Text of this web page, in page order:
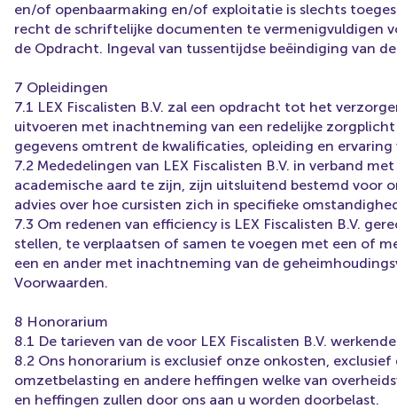
en/of openbaarmaking en/of exploitatie is slechts
recht de schriftelijke documenten te vermenigvuldigen
de Opdracht. Ingeval van tussentijdse beëindiging van
7 Opleidingen
7.1 LEX Fiscalisten B.V. zal een opdracht tot het
uitvoeren met inachtneming van een redelijke
gegevens omtrent de kwalificaties, opleiding en ervaring
7.2 Mededelingen van LEX Fiscalisten B.V. in verband
academische aard te zijn, zijn uitsluitend bestemd voor
advies over hoe cursisten zich in specifieke
7.3 Om redenen van efficiency is LEX Fiscalisten B.V.
stellen, te verplaatsen of samen te voegen met een of
een en ander met inachtneming van de
Voorwaarden.
8 Honorarium
8.1 De tarieven van de voor LEX Fiscalisten B.V.
8.2 Ons honorarium is exclusief onze onkosten,
omzetbelasting en andere heffingen welke van
en heffingen zullen door ons aan u worden doorbelast.